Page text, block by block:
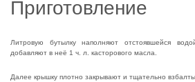
Приготовление
Литровую бутылку наполняют отстоявшейся
добавляют в неё 1 ч. л. касторового масла.
Далее крышку плотно закрывают и тщательно